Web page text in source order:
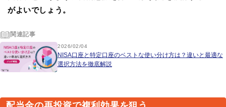
がよいでしょう。
関連記事
2026/02/04
NISA口座と特定口座のベストな使い分け方は？違いと最適な
選択方法を徹底解説